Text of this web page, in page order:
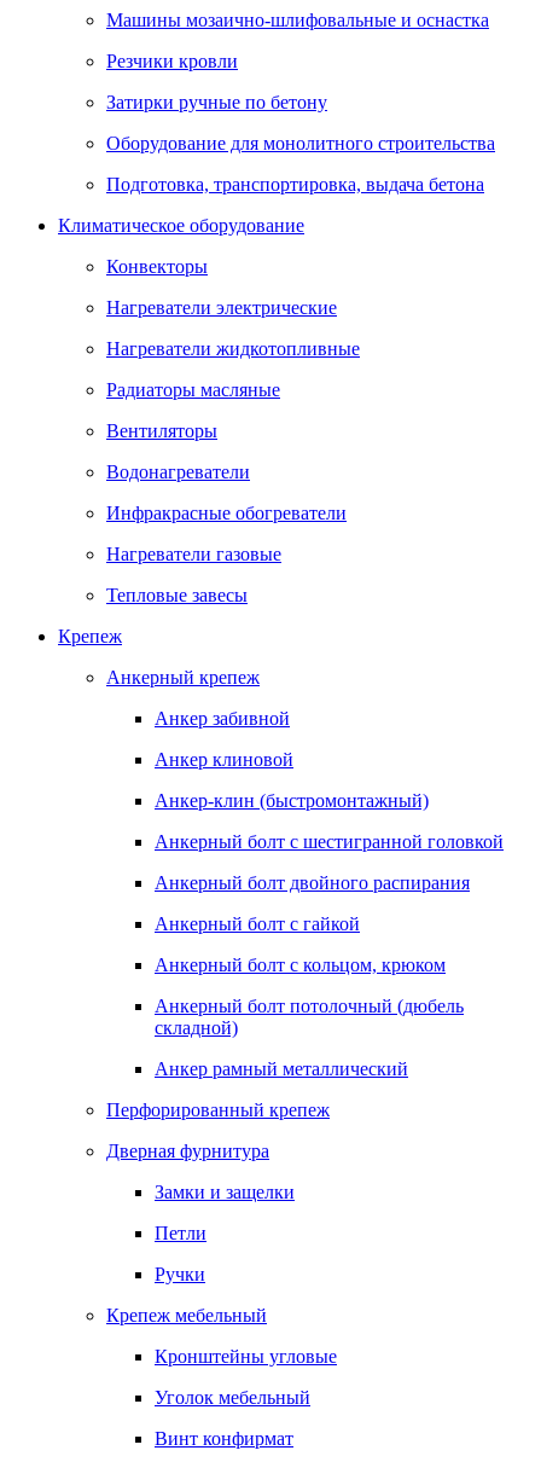
Машины мозаично-шлифовальные и оснастка
Резчики кровли
Затирки ручные по бетону
Оборудование для монолитного строительства
Подготовка, транспортировка, выдача бетона
Климатическое оборудование
Конвекторы
Нагреватели электрические
Нагреватели жидкотопливные
Радиаторы масляные
Вентиляторы
Водонагреватели
Инфракрасные обогреватели
Нагреватели газовые
Тепловые завесы
Крепеж
Анкерный крепеж
Анкер забивной
Анкер клиновой
Анкер-клин (быстромонтажный)
Анкерный болт с шестигранной головкой
Анкерный болт двойного распирания
Анкерный болт с гайкой
Анкерный болт с кольцом, крюком
Анкерный болт потолочный (дюбель
складной)
Анкер рамный металлический
Перфорированный крепеж
Дверная фурнитура
Замки и защелки
Петли
Ручки
Крепеж мебельный
Кронштейны угловые
Уголок мебельный
Винт конфирмат